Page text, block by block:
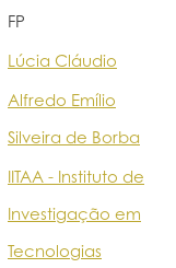
FP
Lúcia Cláudio
Alfredo Emílio
Silveira de Borba
IITAA - Instituto de
Investigação em
Tecnologias